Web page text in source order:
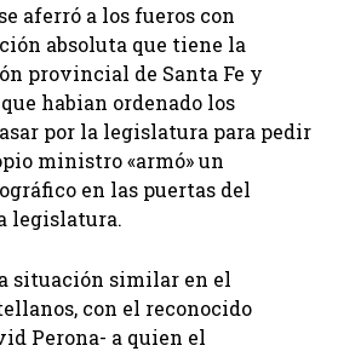
aferró a los fueros con
absoluta que tiene la
provincial de Santa Fe y
habian ordenado los
por la legislatura para pedir
ministro «armó» un
en las puertas del
legislatura.
situación similar en el
con el reconocido
Perona- a quien el